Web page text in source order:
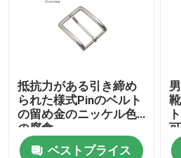
抵抗力がある引き締め
られた様式Pinのベルト
の留め金のニッケル色
の腐食
ベストプライス